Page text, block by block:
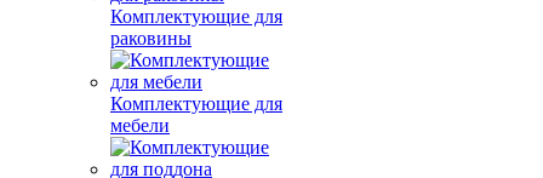
Комплектующие для
раковины
Комплектующие для
мебели